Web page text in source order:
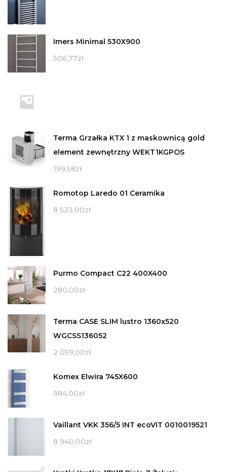
Imers Minimal 530X900
506,77zł
Terma Grzałka KTX 1 z maskownicą gold
element zewnętrzny WEKT1KGPOS
199,58zł
Romotop Laredo 01 Ceramika
8 523,00zł
Purmo Compact C22 400X400
280,00zł
Terma CASE SLIM lustro 1360x520
WGCSS136052
2 059,00zł
Komex Elwira 745X600
984,00zł
Vaillant VKK 356/5 INT ecoVIT 0010019521
8 940,00zł